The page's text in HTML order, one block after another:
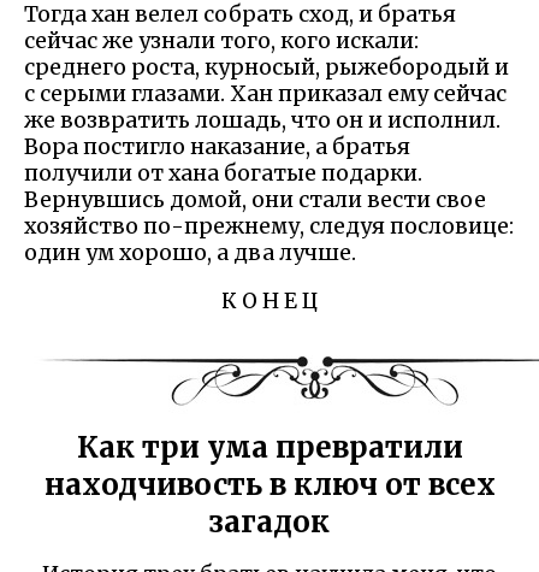
Тогда хан велел собрать сход, и братья
сейчас же узнали того, кого искали:
среднего роста, курносый, рыжебородый и
с серыми глазами. Хан приказал ему сейчас
же возвратить лошадь, что он и исполнил.
Вора постигло наказание, а братья
получили от хана богатые подарки.
Вернувшись домой, они стали вести свое
хозяйство по-прежнему, следуя пословице:
один ум хорошо, а два лучше.
К О Н Е Ц
Как три ума превратили
находчивость в ключ от всех
загадок